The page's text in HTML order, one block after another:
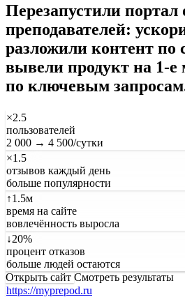
Перезапустили портал
преподавателей:
разложили контент по
вывели продукт на 1-е
по ключевым
×2.5
пользователей
2 000 → 4 500/сутки
×1.5
отзывов каждый день
больше популярности
↑1.5м
время на сайте
вовлечённость выросла
↓20%
процент отказов
больше людей остаются
Открыть сайт Смотреть результаты
https://myprepod.ru